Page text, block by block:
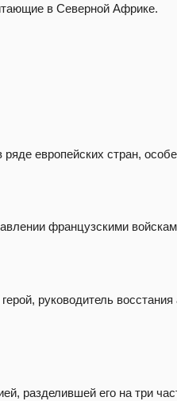
в Северной Африке.
европейских стран,
французскими
руководитель восстания
разделившей его на три